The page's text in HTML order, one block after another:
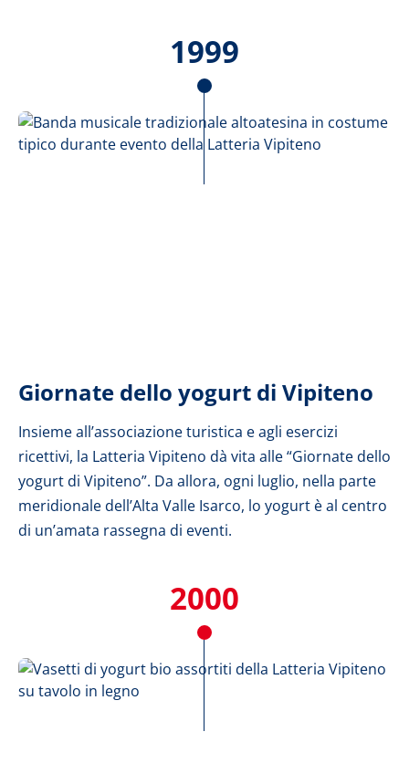
1999
Giornate dello yogurt di Vipiteno
Insieme all’associazione turistica e agli esercizi
ricettivi, la Latteria Vipiteno dà vita alle “Giornate dello
yogurt di Vipiteno”. Da allora, ogni luglio, nella parte
meridionale dell’Alta Valle Isarco, lo yogurt è al centro
di un’amata rassegna di eventi.
2000